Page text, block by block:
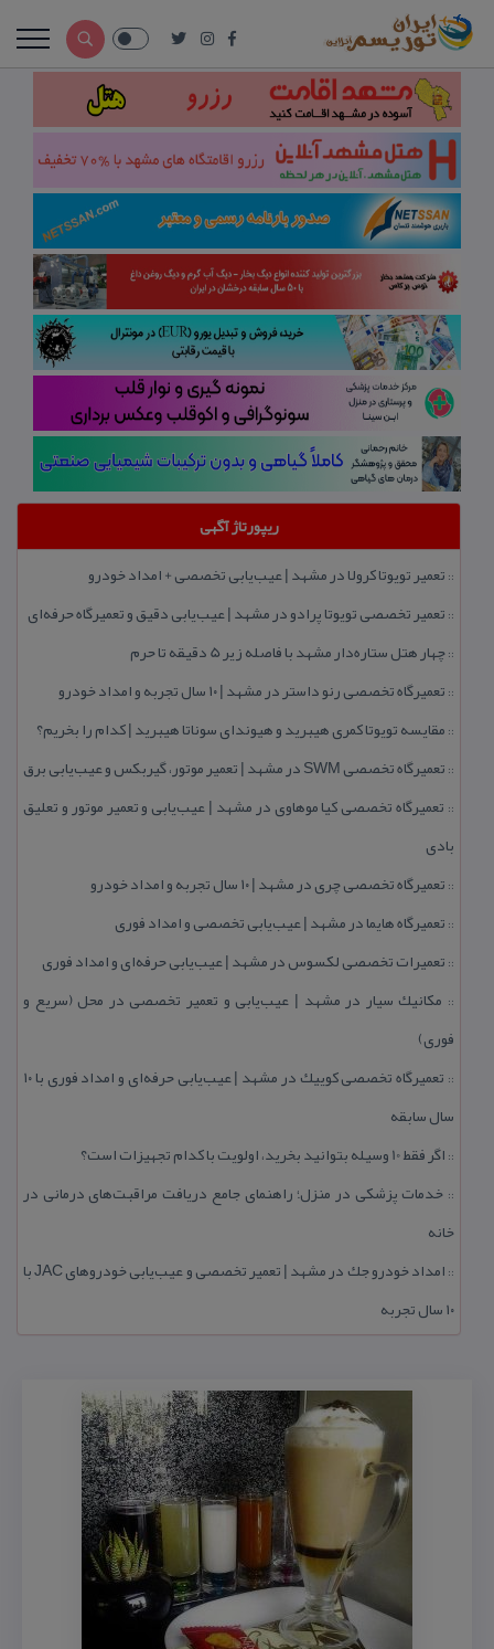
ریپورتاژ آگهی
:: تعمیر تویوتا كرولا در مشهد | عیب‌یابی تخصصی + امداد خودرو
:: تعمیر تخصصی تویوتا پرادو در مشهد | عیب‌یابی دقیق و تعمیرگاه حرفه‌ای
::چهار هتل‌ ستاره‌دار مشهد با فاصله زیر 5 دقیقه تا حرم
:: تعمیرگاه تخصصی رنو داستر در مشهد | ۱۰ سال تجربه و امداد خودرو
:: مقایسه تویوتا كمری هیبرید و هیوندای سوناتا هیبرید | كدام را بخریم؟
:: تعمیرگاه تخصصی SWM در مشهد | تعمیر موتور، گیربكس و عیب‌یابی برق
:: تعمیرگاه تخصصی كیا موهاوی در مشهد | عیب‌یابی و تعمیر موتور و تعلیق
بادی
:: تعمیرگاه تخصصی چری در مشهد | ۱۰ سال تجربه و امداد خودرو
:: تعمیرگاه هایما در مشهد | عیب‌یابی تخصصی و امداد فوری
:: تعمیرات تخصصی لكسوس در مشهد | عیب‌یابی حرفه‌ای و امداد فوری
:: مكانیك سیار در مشهد | عیب‌یابی و تعمیر تخصصی در محل (سریع و
فوری)
::
تعمیرگاه تخصصی كوییك در مشهد | عیب‌یابی حرفه‌ای و امداد فوری با ۱۰
سال سابقه
:: اگر فقط 10 وسیله بتوانید بخرید، اولویت با كدام تجهیزات است؟
:: خدمات پزشكی در منزل؛ راهنمای جامع دریافت مراقبت‌های درمانی در
خانه
::
امداد خودرو جك در مشهد | تعمیر تخصصی و عیب‌یابی خودروهای JAC با
۱۰ سال تجربه